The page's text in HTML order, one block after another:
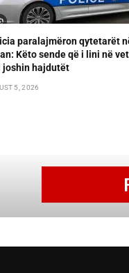
paralajmëron qytetarët
Këto sende që i lini në
joshin hajdutët
5, 2026